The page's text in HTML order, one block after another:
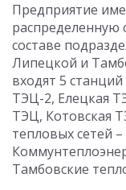
Предприятие
распределенную
составе
Липецкой и
входят 5
ТЭЦ-2, Елецкая
ТЭЦ, Котовская
тепловых сетей
Тамбовские